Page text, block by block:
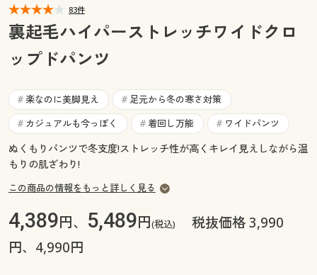
マイページ
閲覧履歴
お気に入り
サポート
ご利用ガイド
閲覧履歴
お気に入り
ご利用ガイド
よくある質問とお問い合わせ
83件
裏起毛ハイパーストレッチワイドクロ
ップドパンツ
# 楽なのに美脚見え # 足元から冬の寒さ対策
# カジュアルも今っぽく # 着回し万能 # ワイドパンツ
ぬくもりパンツで冬支度!ストレッチ性が高くキレイ見えしながら温
もりの肌ざわり!
この商品の情報をもっと詳しく見る
4,389円、 5,489円(税込)
税抜価格 3,990
円、4,990円